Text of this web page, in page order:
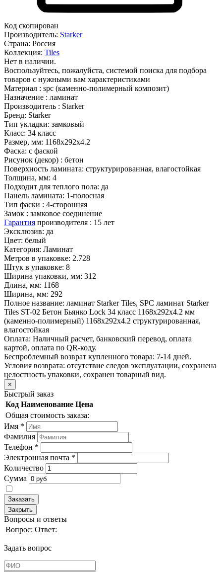
Код скопирован
Производитель: Starker
Страна: Россия
Коллекция: Tiles
Нет в наличии.
Воспользуйтесь, пожалуйста, системой поиска для подбора
товаров с нужными вам характеристиками
Материал : spc (каменно-полимерный композит)
Назначение : ламинат
Производитель : Starker
Бренд: Starker
Тип укладки: замковый
Класс: 34 класс
Размер, мм: 1168х292х4.2
Фаска: с фаской
Рисунок (декор) : бетон
Поверхность ламината: структурированная, влагостойкая
Толщина, мм: 4
Подходит для теплого пола: да
Панель ламината: 1-полосная
Тип фаски : 4-сторонняя
Замок : замковое соединение
Гарантия производителя : 15 лет
Эксклюзив: да
Цвет: белый
Категория: Ламинат
Метров в упаковке: 2.728
Штук в упаковке: 8
Ширина упаковки, мм: 312
Длина, мм: 1168
Ширина, мм: 292
Полное название: ламинат Starker Tiles, SPC ламинат Starker
Tiles ST-02 Бетон Бьянко Lock 34 класс 1168х292х4.2 мм
(каменно-полимерный) 1168х292х4.2 структурированная,
влагостойкая
Оплата: Наличный расчет, банковский перевод, оплата
картой, оплата по QR-коду.
Беспроблемный возврат купленного товара: 7-14 дней.
Условия возврата: отсутствие следов эксплуатации, сохранена
целостность упаковки, сохранен товарный вид.
×
Быстрый заказ
Код Наименование Цена
Общая стоимость заказа:
Имя *
Фамилия
Телефон *
Электронная почта *
Количество
Сумма
Заказать
Закрыть
Вопросы и ответы
Вопрос: Ответ:
Задать вопрос